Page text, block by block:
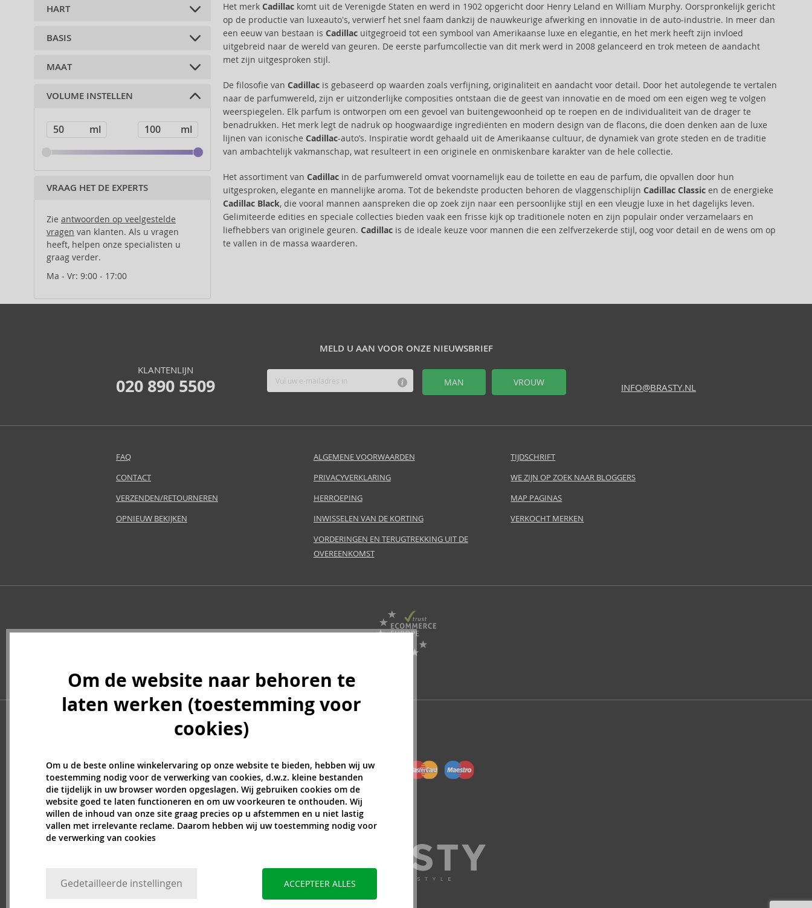
Het merk Cadillackomt uit de Verenigde Staten en werd in 1902 opgericht door Henry Leland en William Murphy. Oorspronkelijk gericht
op de productie van luxeauto's, verwierf het snel faam dankzij de nauwkeurige afwerking en innovatie in de auto-industrie. In meer dan
een eeuw van bestaan is Cadillacuitgegroeid tot een symbool van Amerikaanse luxe en elegantie, en het merk heeft zijn invloed
uitgebreid naar de wereld van geuren. De eerste parfumcollectie van dit merk werd in 2008 gelanceerd en trok meteen de aandacht
met zijn uitgesproken stijl.
De filosofie van Cadillacis gebaseerd op waarden zoals verfijning, originaliteit en aandacht voor detail. Door het autolegende te vertalen
naar de parfumwereld, zijn er uitzonderlijke composities ontstaan die de geest van innovatie en de moed om een eigen weg te volgen
weerspiegelen. Elk parfum is ontworpen om een gevoel van buitengewoonheid op te roepen en de individualiteit van de drager te
benadrukken. Het merk legt de nadruk op hoogwaardige ingrediënten en modern design van de flacons, die doen denken aan de luxe
lijnen van iconische Cadillac-auto’s. Inspiratie wordt gehaald uit de Amerikaanse cultuur, de dynamiek van grote steden en de traditie
van ambachtelijk vakmanschap, wat resulteert in een originele en onmiskenbare karakter van de hele collectie.
Het assortiment van Cadillacin de parfumwereld omvat voornamelijk eau de toilette en eau de parfum, die opvallen door hun
uitgesproken, elegante en mannelijke aroma. Tot de bekendste producten behoren de vlaggenschiplijn Cadillac Classicen de energieke
Cadillac Black, die vooral mannen aanspreken die op zoek zijn naar een persoonlijke stijl en een vleugje luxe in het dagelijks leven.
Gelimiteerde edities en speciale collecties bieden vaak een frisse kijk op traditionele noten en zijn populair onder verzamelaars en
liefhebbers van originele geuren. Cadillacis de ideale keuze voor mannen die een zelfverzekerde stijl, oog voor detail en de wens om op
te vallen in de massa waarderen.
Alexandre.J (31)
Alyssa Ashley (50)
Amouroud (1)
Anfar (61)
Angel Schlesser (35)
Annick Goutal (49)
Antonio Puig (8)
Aquolina (30)
Arabiyat Prestige (68)
Ard Al Zaafaran (21)
Ariana Grande (18)
Avril Lavigne (9)
Banana Republic (47)
Bath & Body Works (61)
Benetton (58)
Beverly Hills Polo Club (11)
Bill Blass (4)
Bob Mackie (2)
Bond No. 9 (84)
Boucheron (38)
Bugatti (4)
Byblos (10)
Cadillac (3)
Selecteer een collectie
Caesars (1)
Calvin Klein (7)
Carner Barcelona (1)
bergamot (1)
kamille (1)
munt (1)
HART
dragon (2)
grapefruit (1)
kruidnagels (1)
wierook (1)
Marshmallow (1)
BASIS
wierook (2)
exotisch hout (1)
vetiver (1)
MAAT
50 ml (1)
VOLUME INSTELLEN
VRAAG HET DE EXPERTS
Zie antwoorden op veelgestelde
vragen van klanten. Als u vragen
heeft, helpen onze specialisten u
graag verder.
Ma - Vr: 9:00 - 17:00
MELD U AAN VOOR ONZE NIEUWSBRIEF
MAN VROUW
KLANTENLIJN
020 890 5509 INFO@BRASTY.NL
FAQ
CONTACT
VERZENDEN/RETOURNEREN
OPNIEUW BEKIJKEN
ALGEMENE VOORWAARDEN
PRIVACYVERKLARING
HERROEPING
INWISSELEN VAN DE KORTING
VORDERINGEN EN TERUGTREKKING UIT DE
OVEREENKOMST
TIJDSCHRIFT
WE ZIJN OP ZOEK NAAR BLOGGERS
MAP PAGINAS
VERKOCHT MERKEN
Om de website naar behoren te
laten werken (toestemming voor
cookies)
Om u de beste online winkelervaring op onze website te bieden, hebben wij uw
toestemming nodig voor de verwerking van cookies, d.w.z. kleine bestanden
die tijdelijk in uw browser worden opgeslagen. Wij gebruiken cookies om de
website goed te laten functioneren en om uw voorkeuren te onthouden. Wij
willen de inhoud van onze site graag precies op u afstemmen en u niet lastig
vallen met irrelevante reclame. Daarom hebben wij uw toestemming nodig voor
de verwerking van cookies
Gedetailleerde instellingen ACCEPTEER ALLES